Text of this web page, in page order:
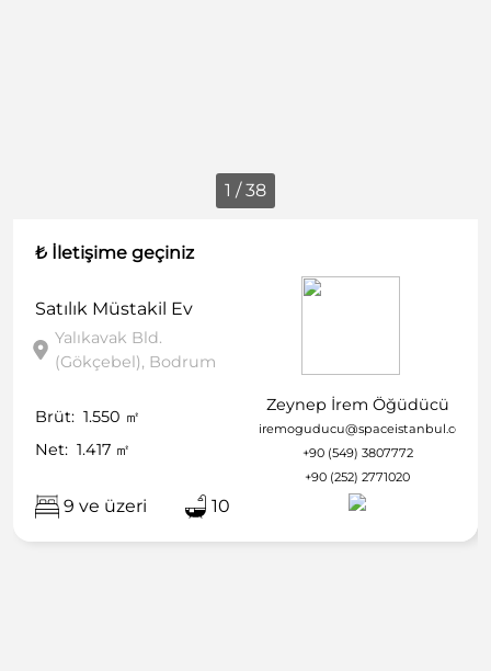
1 / 38
₺ İletişime geçiniz
Satılık Müstakil Ev
Yalıkavak Bld.
(Gökçebel), Bodrum
Brüt: 1.550 ㎡
Net: 1.417 ㎡
9 ve üzeri 10
Zeynep İrem Öğüdücü
iremoguducu@spaceistanbul.com
+90 (549) 3807772
+90 (252) 2771020